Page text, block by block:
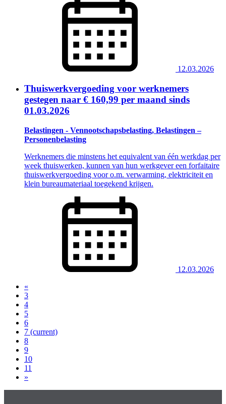
12.03.2026
Thuiswerkvergoeding voor werknemers
gestegen naar € 160,99 per maand sinds
01.03.2026
Belastingen - Vennootschapsbelasting, Belastingen –
Personenbelasting
Werknemers die minstens het equivalent van één werkdag per
week thuiswerken, kunnen van hun werkgever een forfaitaire
thuiswerkvergoeding voor o.m. verwarming, elektriciteit en
klein bureaumateriaal toegekend krijgen.
12.03.2026
«
3
4
5
6
7 (current)
8
9
10
11
»